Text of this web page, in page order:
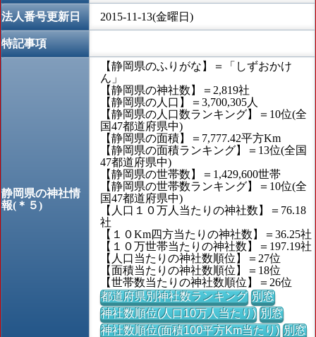
法人番号更新日 2015-11-13(金曜日)
特記事項
静岡県の神社情
報(＊５)
【静岡県のふりがな】＝「しずおかけ
ん」
【静岡県の神社数】＝2,819社
【静岡県の人口】＝3,700,305人
【静岡県の人口数ランキング】＝10位(全
国47都道府県中)
【静岡県の面積】＝7,777.42平方Km
【静岡県の面積ランキング】＝13位(全国
47都道府県中)
【静岡県の世帯数】＝1,429,600世帯
【静岡県の世帯数ランキング】＝10位(全
国47都道府県中)
【人口１０万人当たりの神社数】＝76.18
社
【１０Km四方当たりの神社数】＝36.25社
【１０万世帯当たりの神社数】＝197.19社
【人口当たりの神社数順位】＝27位
【面積当たりの神社数順位】＝18位
【世帯数当たりの神社数順位】＝26位
都道府県別神社数ランキング 別窓
神社数順位(人口10万人当たり) 別窓
神社数順位(面積100平方Km当たり) 別窓